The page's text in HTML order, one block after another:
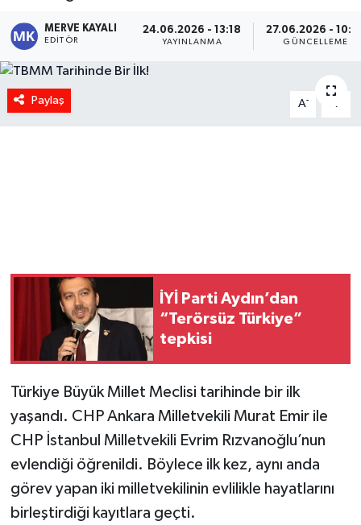
MERVE KAYALI
EDITÖR
24.06.2026 - 13:18
YAYINLANMA
27.06.2026 -
GÜNCELLEME
Paylaş A- A
İYİ Parti Aydın’dan
“Terörsüz Türkiye”
tepkisi
Türkiye Büyük Millet Meclisi tarihinde bir ilk
yaşandı. CHP Ankara Milletvekili Murat Emir ile
CHP İstanbul Milletvekili Evrim Rızvanoğlu’nun
evlendiği öğrenildi. Böylece ilk kez, aynı anda
görev yapan iki milletvekilinin evlilikle hayatlarını
birleştirdiği kayıtlara geçti.